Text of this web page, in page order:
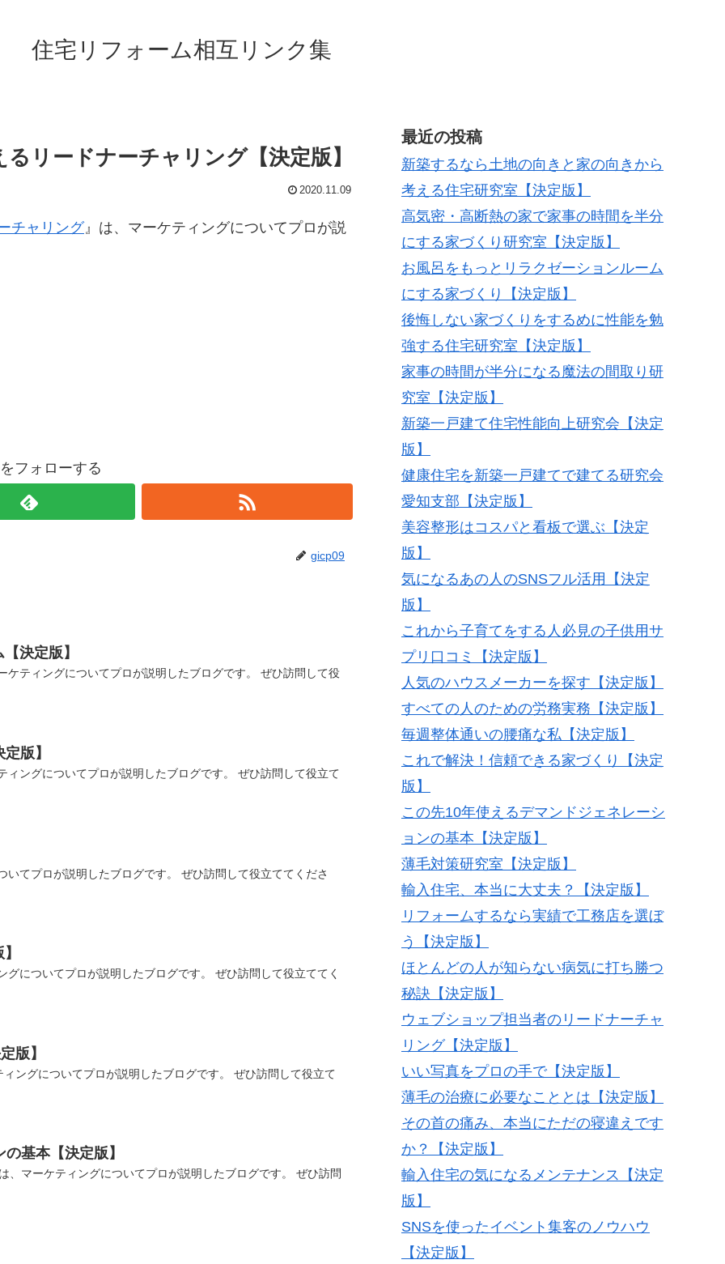
住宅リフォーム相互リンク集
リードナーチャリング【決定版】
2020.11.09
チャリング』は、マーケティングについてプロが説
フォローする
gicp09
決定版】
ケティングについてプロが説明したブログです。 ぜひ訪問して役
版】
ィングについてプロが説明したブログです。 ぜひ訪問して役立て
いてプロが説明したブログです。 ぜひ訪問して役立ててくださ
グについてプロが説明したブログです。 ぜひ訪問して役立ててく
版】
ングについてプロが説明したブログです。 ぜひ訪問して役立て
基本【決定版】
、マーケティングについてプロが説明したブログです。 ぜひ訪問
最近の投稿
新築するなら土地の向きと家の向きから
考える住宅研究室【決定版】
高気密・高断熱の家で家事の時間を半分
にする家づくり研究室【決定版】
お風呂をもっとリラクゼーションルーム
にする家づくり【決定版】
後悔しない家づくりをするめに性能を勉
強する住宅研究室【決定版】
家事の時間が半分になる魔法の間取り研
究室【決定版】
新築一戸建て住宅性能向上研究会【決定
版】
健康住宅を新築一戸建てで建てる研究会
愛知支部【決定版】
美容整形はコスパと看板で選ぶ【決定
版】
気になるあの人のSNSフル活用【決定
版】
これから子育てをする人必見の子供用サ
プリ口コミ【決定版】
人気のハウスメーカーを探す【決定版】
すべての人のための労務実務【決定版】
毎週整体通いの腰痛な私【決定版】
これで解決！信頼できる家づくり【決定
版】
この先10年使えるデマンドジェネレーシ
ョンの基本【決定版】
薄毛対策研究室【決定版】
輸入住宅、本当に大丈夫？【決定版】
リフォームするなら実績で工務店を選ぼ
う【決定版】
ほとんどの人が知らない病気に打ち勝つ
秘訣【決定版】
ウェブショップ担当者のリードナーチャ
リング【決定版】
いい写真をプロの手で【決定版】
薄毛の治療に必要なこととは【決定版】
その首の痛み、本当にただの寝違えです
か？【決定版】
輸入住宅の気になるメンテナンス【決定
版】
SNSを使ったイベント集客のノウハウ
【決定版】